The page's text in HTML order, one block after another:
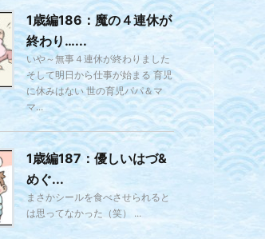
1歳編186：魔の４連休が
終わり…...
いや～無事４連休が終わりました
そして明日から仕事が始まる 育児
に休みはない 世の育児パパ＆マ
マ...
1歳編187：優しいはづ&
めぐ...
まさかシールを食べさせられると
は思ってなかった（笑） ...